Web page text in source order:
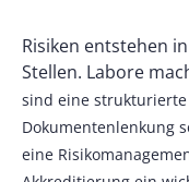
Risiken entstehen
Stellen. Labore
sind eine
Dokumentenlenkung
eine